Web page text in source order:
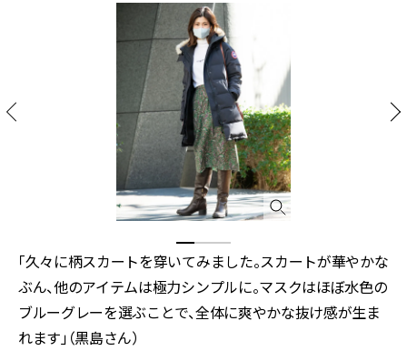
「久々に柄スカートを穿いてみました。スカートが華やかな
ぶん、他のアイテムは極力シンプルに。マスクはほぼ水色の
ブルーグレーを選ぶことで、全体に爽やかな抜け感が生ま
れます」（黒島さん）